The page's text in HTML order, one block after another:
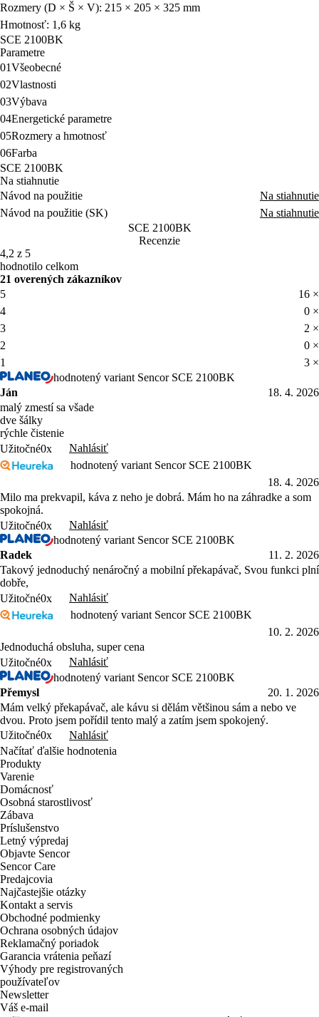
Rozmery (D × Š × V): 215 × 205 × 325 mm
Hmotnosť: 1,6 kg
SCE 2100BK
Parametre
01Všeobecné
02Vlastnosti
03Výbava
04Energetické parametre
05Rozmery a hmotnosť
06Farba
SCE 2100BK
Na stiahnutie
Návod na použitie
Na stiahnutie
Návod na použitie (SK)
Na stiahnutie
SCE 2100BK
Recenzie
4,2 z 5
hodnotilo celkom
21 overených zákazníkov
5
16 ×
4
0 ×
3
2 ×
2
0 ×
1
3 ×
hodnotený variant Sencor SCE 2100BK
Ján
18. 4. 2026
malý zmestí sa všade
dve šálky
rýchle čistenie
Užitočné0x
Nahlásiť
hodnotený variant Sencor SCE 2100BK
18. 4. 2026
Milo ma prekvapil, káva z neho je dobrá. Mám ho na záhradke a som
spokojná.
Užitočné0x
Nahlásiť
hodnotený variant Sencor SCE 2100BK
Radek
11. 2. 2026
Takový jednoduchý nenáročný a mobilní překapávač, Svou funkci plní
dobře,
Užitočné0x
Nahlásiť
hodnotený variant Sencor SCE 2100BK
10. 2. 2026
Jednoduchá obsluha, super cena
Užitočné0x
Nahlásiť
hodnotený variant Sencor SCE 2100BK
Přemysl
20. 1. 2026
Mám velký překapávač, ale kávu si dělám většinou sám a nebo ve
dvou. Proto jsem pořídil tento malý a zatím jsem spokojený.
Užitočné0x
Nahlásiť
Načítať ďalšie hodnotenia
Produkty
Varenie
Domácnosť
Osobná starostlivosť
Zábava
Príslušenstvo
Letný výpredaj
Objavte Sencor
Sencor Care
Predajcovia
Najčastejšie otázky
Kontakt a servis
Obchodné podmienky
Ochrana osobných údajov
Reklamačný poriadok
Garancia vrátenia peňazí
Výhody pre registrovaných
používateľov
Newsletter
Váš e-mail